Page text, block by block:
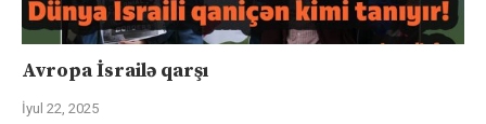
Avropa İsrailə qarşı
İyul 22, 2025